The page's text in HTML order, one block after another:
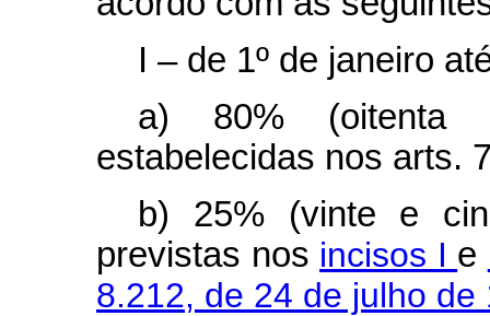
I – de 1º de janeiro
a) 80% (oitenta
estabelecidas nos arts.
b) 25% (vinte e
previstas nos incisos I e
8.212, de 24 de julho de